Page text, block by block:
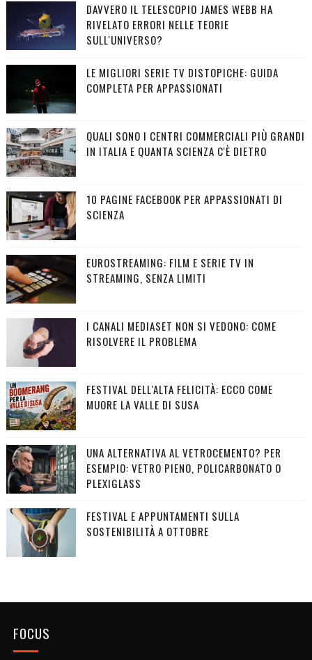
DAVVERO IL TELESCOPIO JAMES WEBB HA
RIVELATO ERRORI NELLE TEORIE
SULL'UNIVERSO?
LE MIGLIORI SERIE TV DISTOPICHE: GUIDA
COMPLETA PER APPASSIONATI
QUALI SONO I CENTRI COMMERCIALI PIÙ GRANDI
IN ITALIA E QUANTA SCIENZA C'È DIETRO
10 PAGINE FACEBOOK PER APPASSIONATI DI
SCIENZA
EUROSTREAMING: FILM E SERIE TV IN
STREAMING, SENZA LIMITI
I CANALI MEDIASET NON SI VEDONO: COME
RISOLVERE IL PROBLEMA
FESTIVAL DELL'ALTA FELICITÀ: ECCO COME
MUORE LA VALLE DI SUSA
UNA ALTERNATIVA AL VETROCEMENTO? PER
ESEMPIO: VETRO PIENO, POLICARBONATO O
PLEXIGLASS
FESTIVAL E APPUNTAMENTI SULLA
SOSTENIBILITÀ A OTTOBRE
FOCUS